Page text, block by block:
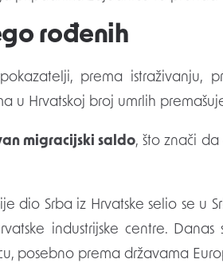
rođenih
prema istraživanju,
u Hrvatskoj broj umrlih
migracijski saldo, što znači
dio Srba iz Hrvatske selio se u
industrijske centre.
posebno prema državama